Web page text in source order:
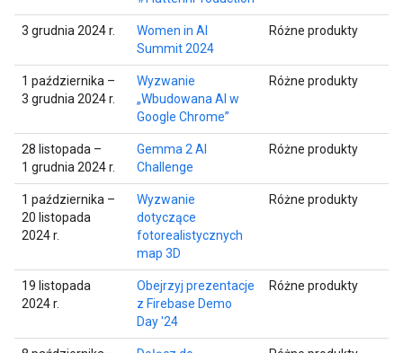
3 grudnia 2024 r.
Women in AI
Summit 2024
Różne produkty
1 października –
3 grudnia 2024 r.
Wyzwanie
„Wbudowana AI w
Google Chrome”
Różne produkty
28 listopada –
1 grudnia 2024 r.
Gemma 2 AI
Challenge
Różne produkty
1 października –
20 listopada
2024 r.
Wyzwanie
dotyczące
fotorealistycznych
map 3D
Różne produkty
19 listopada
2024 r.
Obejrzyj prezentacje
z Firebase Demo
Day '24
Różne produkty